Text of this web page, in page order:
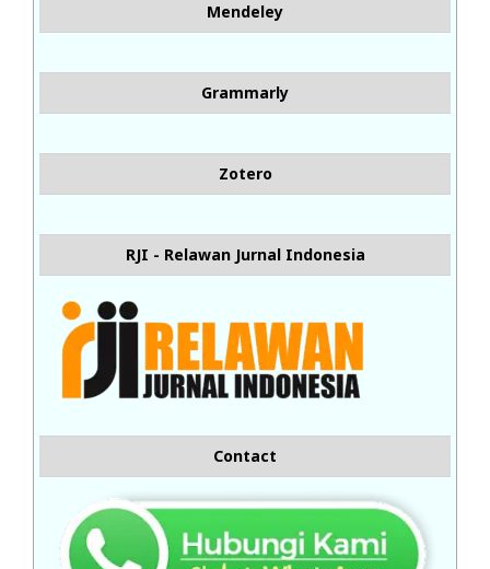
Mendeley
Grammarly
Zotero
RJI - Relawan Jurnal Indonesia
Contact